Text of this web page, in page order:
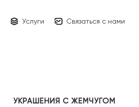
Услуги Связаться с нами
УКРАШЕНИЯ С ЖЕМЧУГОМ